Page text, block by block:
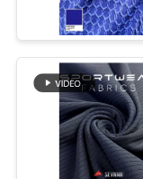
NOTÍCIA
CASOS
MAPA
Tela
Lycra